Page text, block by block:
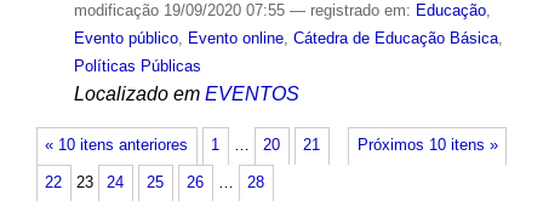
modificação19/09/2020 07:55 — registrado em: Educação,
Evento público, Evento online, Cátedra de Educação Básica,
Políticas Públicas
Localizado em EVENTOS
« 10 itens anteriores Próximos 10 itens »
1 … 20 21
22 23 24 25 26 … 28